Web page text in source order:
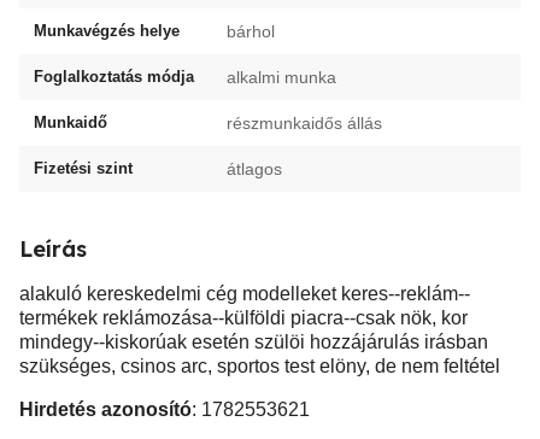
Munkavégzés helye bárhol
Foglalkoztatás módja alkalmi munka
Munkaidő részmunkaidős állás
Fizetési szint átlagos
Leírás
alakuló kereskedelmi cég modelleket keres--reklám--
termékek reklámozása--külföldi piacra--csak nök, kor
mindegy--kiskorúak esetén szülöi hozzájárulás irásban
szükséges, csinos arc, sportos test elöny, de nem feltétel
Hirdetés azonosító: 1782553621